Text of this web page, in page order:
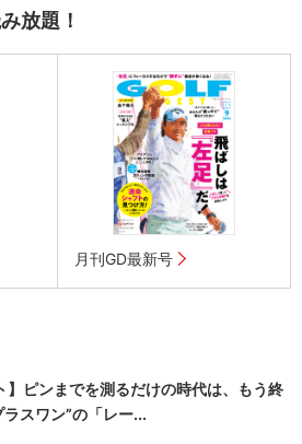
放題！
月刊GD最新号
】ピンまでを測るだけの時代は、もう終
スワン”の「レー...